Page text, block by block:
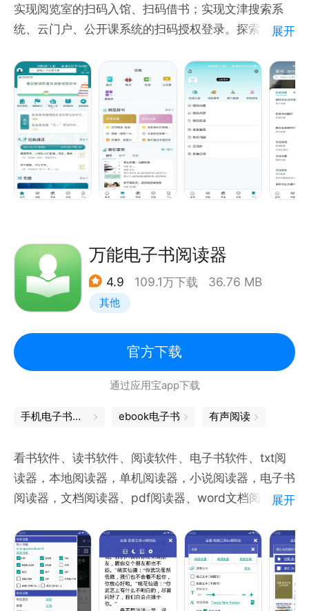
实现阅览室的扫码入馆、扫码借书；实现文津搜索系
统、云门户、公开课系统的扫码授权登录。探索发现全
源的统一检索、展示及导航服务。
二、简化注册登录
提供手机号快速注册、电子读者卡的在线办理以及手机
验证码登录，微信、QQ和微博的第三方登录功能。
三、强大的检索功能
包括馆藏书目检索（OPAC）、电子资源检索和站内检
索。馆藏资源检索能够检索国家图书馆纸质图书的馆藏
四、资源阅读
可在线阅读10万余册中文图书，千余种有声、视频、
公开课资源及多种数据库资源。提供以大数据分析为支
撑的用户个人画像及个性化资源推荐，还可通过专题形
五、书架
图书、听书、视频等电子资源可加入书架统一管理。
提供读者预约信息、借阅信息、外借权限、滞纳金等个
发布国家图书馆新闻、公告、讲座预告；每日9点推送
一条文津经典诵读的诗词名句。
展开
万能电子书阅读器
4.9 109.1万下载 36.76 MB
其他
官方下载
通过应用宝app下载
手机电子书下载 ebook电子书 有声阅读
看书软件、读书软件、阅读软件、电子书软件、txt阅
读器，本地阅读器，单机阅读器，小说阅读器，电子书
阅读器，文档阅读器、pdf阅读器、word文档阅读
书。
1.支持格式：pdf格式，epub电子书，mobi电子书，
azw电子书,txt文本，docx,doc文档，zip压缩,7z压缩
格式,djvu,fb2,xps,rtf,odt,cbz,cbr,html,chm等格
展开